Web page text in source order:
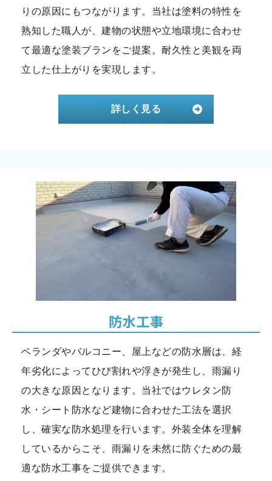
りの原因にもつながります。当社は塗料の特性を
熟知した職人が、建物の状態や立地環境に合わせ
て最適な塗装プランをご提案。耐久性と美観を両
立した仕上がりを実現します。
詳しく見る
防水工事
ベランダやバルコニー、屋上などの防水層は、経
年劣化によってひび割れや浮きが発生し、雨漏り
の大きな原因となります。当社ではウレタン防
水・シート防水など建物に合わせた工法を選択
し、確実な防水処理を行います。外装全体を理解
しているからこそ、雨漏りを未然に防ぐための最
適な防水工事をご提供できます。